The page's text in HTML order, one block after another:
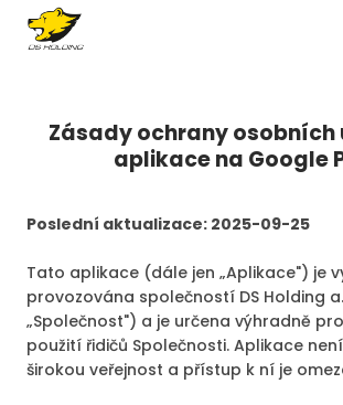
Zásady ochrany osobních
aplikace na Google
Poslední aktualizace: 2025-09-25
Tato aplikace (dále jen „Aplikace") je
provozována společností DS Holding
„Společnost") a je určena výhradně
použití řidičů Společnosti. Aplikace
širokou veřejnost a přístup k ní je